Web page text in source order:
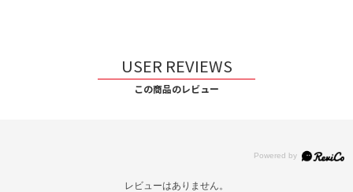
USER REVIEWS
この商品のレビュー
レビューはありません。